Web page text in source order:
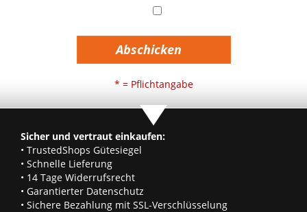
Abschicken
* = Pflichtangabe
Sicher und vertraut einkaufen:
• TrustedShops Gütesiegel
• Schnelle Lieferung
• 14 Tage Widerrufsrecht
• Garantierter Datenschutz
• Sichere Bezahlung mit SSL-Verschlüsselung